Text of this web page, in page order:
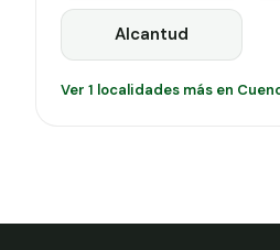
Alcantud
Ver 1 localidades más en